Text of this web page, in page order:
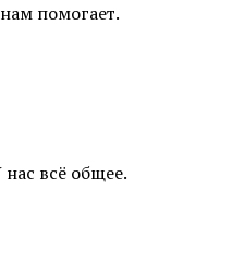
помогает.
всё общее.